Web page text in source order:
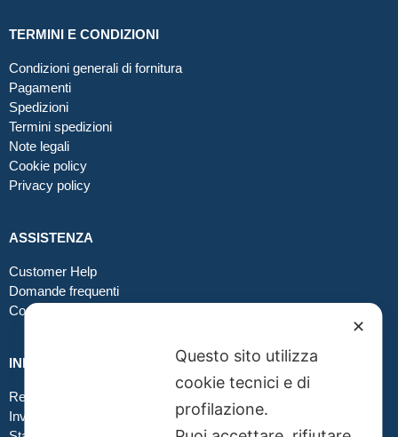
TERMINI E CONDIZIONI
Condizioni generali di fornitura
Pagamenti
Spedizioni
Termini spedizioni
Note legali
Cookie policy
Privacy policy
ASSISTENZA
Customer Help
Domande frequenti
Contatti
INFO GRAFICA
Realizzare file corretti
Inviare file grafici
✕
Questo sito utilizza
cookie tecnici e di
profilazione.